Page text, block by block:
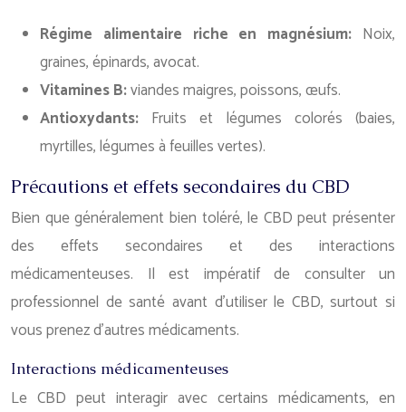
Régime alimentaire riche en magnésium: Noix,
graines, épinards, avocat.
Vitamines B:viandes maigres, poissons, œufs.
Antioxydants: Fruits et légumes colorés (baies,
myrtilles, légumes à feuilles vertes).
Précautions et effets secondaires du CBD
Bien que généralement bien toléré, le CBD peut présenter
des effets secondaires et des interactions
médicamenteuses. Il est impératif de consulter un
professionnel de santé avant d’utiliser le CBD, surtout si
vous prenez d’autres médicaments.
Interactions médicamenteuses
Le CBD peut interagir avec certains médicaments, en